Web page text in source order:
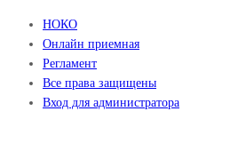
НОКО
Онлайн приемная
Регламент
Все права защищены
Вход для администратора